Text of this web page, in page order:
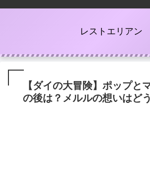
レストエリアン
【ダイの大冒険】ポップと
の後は？メルルの想いはど